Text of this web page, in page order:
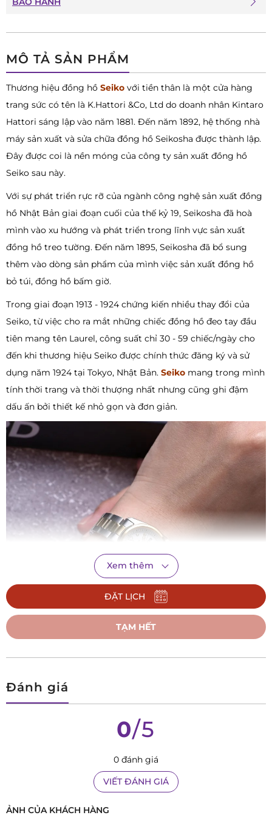
MÔ TẢ SẢN PHẨM
Thương hiệu đồng hồ Seiko với tiền thân là một cửa hàng
trang sức có tên là K.Hattori &Co, Ltd do doanh nhân Kintaro
Hattori sáng lập vào năm 1881. Đến năm 1892, hệ thống nhà
máy sản xuất và sửa chữa đồng hồ Seikosha được thành lập.
Đây được coi là nền móng của công ty sản xuất đồng hồ
Seiko sau này.
Với sự phát triển rực rỡ của ngành công nghệ sản xuất đồng
hồ Nhật Bản giai đoạn cuối của thế kỷ 19, Seikosha đã hoà
mình vào xu hướng và phát triển trong lĩnh vực sản xuất
đồng hồ treo tường. Đến năm 1895, Seikosha đã bổ sung
thêm vào dòng sản phẩm của mình việc sản xuất đồng hồ
bỏ túi, đồng hồ bấm giờ.
Trong giai đoạn 1913 - 1924 chứng kiến nhiều thay đổi của
Seiko, từ việc cho ra mắt những chiếc đồng hồ đeo tay đầu
tiên mang tên Laurel, công suất chỉ 30 - 59 chiếc/ngày cho
đến khi thương hiệu Seiko được chính thức đăng ký và sử
dụng năm 1924 tại Tokyo, Nhật Bản. Seiko mang trong mình
tính thời trang và thời thượng nhất nhưng cũng ghi đậm
dấu ấn bởi thiết kế nhỏ gọn và đơn giản.
Trải qua rất nhiều thăng trầm cũng như thành tựu đáng kể:
hồ điện tử vào năm 1958, giới thiệu đồng hồ Grand Seiko với
hãng đồng hồ cao cấp Thuỵ Sĩ cùng thời điểm. Cho đến nay,
Seiko trở thành một thương hiệu toàn cầu với đa dạng các
đỏ.SRE004K1 là mẫu đồng hồ nữ rất được yêu thích trong bộ
Xem thêm
ĐẶT LỊCH
TẠM HẾT
Đánh giá
0/5
0 đánh giá
VIẾT ĐÁNH GIÁ
ẢNH CỦA KHÁCH HÀNG